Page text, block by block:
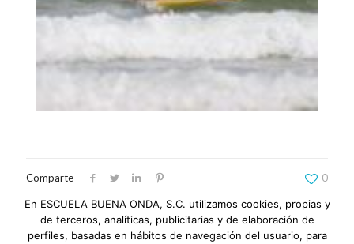
Comparte 0
Relacionado
En ESCUELA BUENA ONDA, S.C. utilizamos cookies, propias y
de terceros, analíticas, publicitarias y de elaboración de
perfiles, basadas en hábitos de navegación del usuario, para